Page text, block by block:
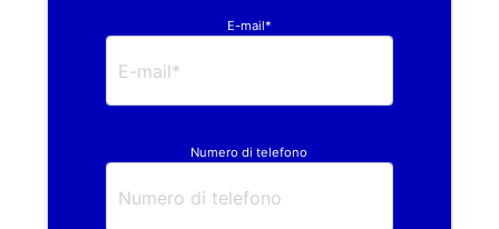
E-mail*
Numero di telefono